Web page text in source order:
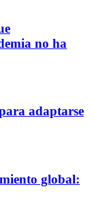
no ha
adaptarse
global: